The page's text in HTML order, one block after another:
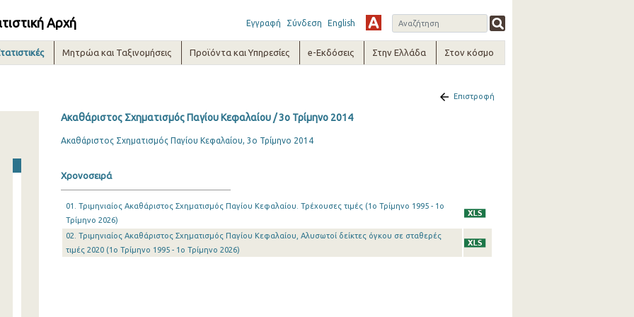
Αρχή Εγγραφή Σύνδεση English
Μητρώα και Ταξινομήσεις Προϊόντα και Υπηρεσίες e-Εκδόσεις Στην Ελλάδα Στον κόσμο
Επιστροφή
Ακαθάριστος Σχηματισμός Παγίου Κεφαλαίου / 3o Τρίμηνο 2014
Ακαθάριστος Σχηματισμός Παγίου Κεφαλαίου, 3ο Τρίμηνο 2014
Χρονοσειρά
01. Τριμηνιαίος Ακαθάριστος Σχηματισμός Παγίου Κεφαλαίου. Τρέχουσες τιμές (1o Τρίμηνο 1995 - 1o
Τρίμηνο 2026)
02. Τριμηνιαίος Ακαθάριστος Σχηματισμός Παγίου Κεφαλαίου, Αλυσωτοί δείκτες όγκου σε σταθερές
τιμές 2020 (1o Τρίμηνο 1995 - 1o Τρίμηνο 2026)